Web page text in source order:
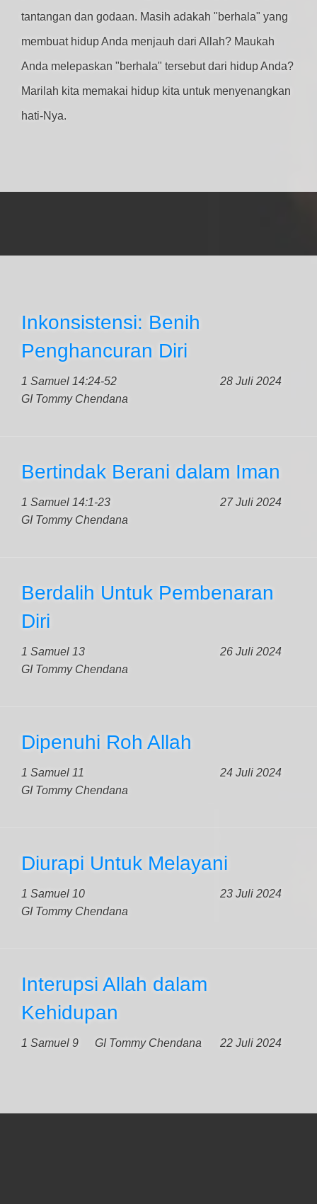
tantangan dan godaan. Masih adakah "berhala" yang
membuat hidup Anda menjauh dari Allah? Maukah
Anda melepaskan "berhala" tersebut dari hidup Anda?
Marilah kita memakai hidup kita untuk menyenangkan
hati-Nya.
Inkonsistensi: Benih
Penghancuran Diri
1 Samuel 14:24-52
28 Juli 2024
GI Tommy Chendana
Bertindak Berani dalam Iman
1 Samuel 14:1-23
27 Juli 2024
GI Tommy Chendana
Berdalih Untuk Pembenaran
Diri
1 Samuel 13
26 Juli 2024
GI Tommy Chendana
Dipenuhi Roh Allah
1 Samuel 11
24 Juli 2024
GI Tommy Chendana
Diurapi Untuk Melayani
1 Samuel 10
23 Juli 2024
GI Tommy Chendana
Interupsi Allah dalam
Kehidupan
1 Samuel 9 22 Juli 2024
GI Tommy Chendana